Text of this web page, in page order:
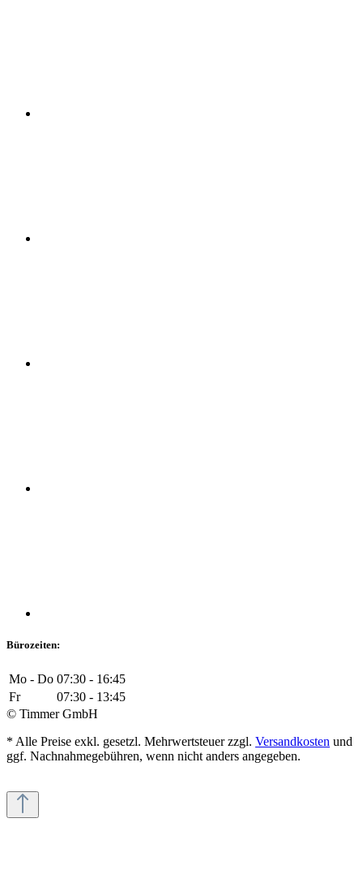
Bürozeiten:
Mo - Do 07:30 - 16:45
Fr
07:30 - 13:45
© Timmer GmbH
* Alle Preise exkl. gesetzl. Mehrwertsteuer zzgl. Versandkosten und
ggf. Nachnahmegebühren, wenn nicht anders angegeben.